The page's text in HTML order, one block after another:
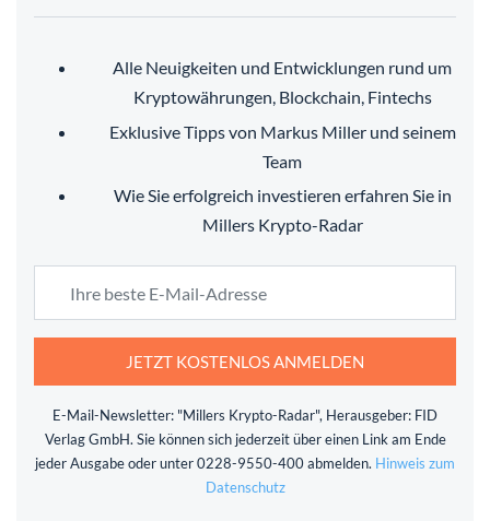
Alle Neuigkeiten und Entwicklungen rund um
Kryptowährungen, Blockchain, Fintechs
Exklusive Tipps von Markus Miller und seinem
Team
Wie Sie erfolgreich investieren erfahren Sie in
Millers Krypto-Radar
JETZT KOSTENLOS ANMELDEN
E-Mail-Newsletter: "Millers Krypto-Radar", Herausgeber: FID
Verlag GmbH. Sie können sich jederzeit über einen Link am Ende
jeder Ausgabe oder unter 0228-9550-400 abmelden. Hinweis zum
Datenschutz